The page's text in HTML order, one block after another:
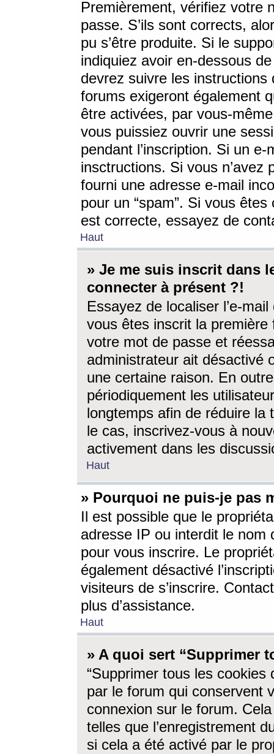
Premièrement, vérifiez votre
passe. S’ils sont corrects,
pu s’être produite. Si le
indiquiez avoir en-dessous
devrez suivre les
forums exigeront également
être activées, par vous-
vous puissiez ouvrir une
pendant l’inscription. Si un
insctructions. Si vous n’avez
fourni une adresse e-mail
pour un “spam”. Si vous
est correcte, essayez de
Haut
» Je me suis inscrit dans
connecter à présent ?!
Essayez de localiser l’e-
vous êtes inscrit la première
votre mot de passe et
administrateur ait désactivé
une certaine raison. En
périodiquement les
longtemps afin de réduire la
le cas, inscrivez-vous à
activement dans les
Haut
» Pourquoi ne puis-je pas
Il est possible que le
adresse IP ou interdit le nom
pour vous inscrire. Le
également désactivé
visiteurs de s’inscrire.
plus d’assistance.
Haut
» A quoi sert “Supprimer
“Supprimer tous les cookies
par le forum qui conservent
connexion sur le forum.
telles que l’enregistrement
si cela a été activé par le